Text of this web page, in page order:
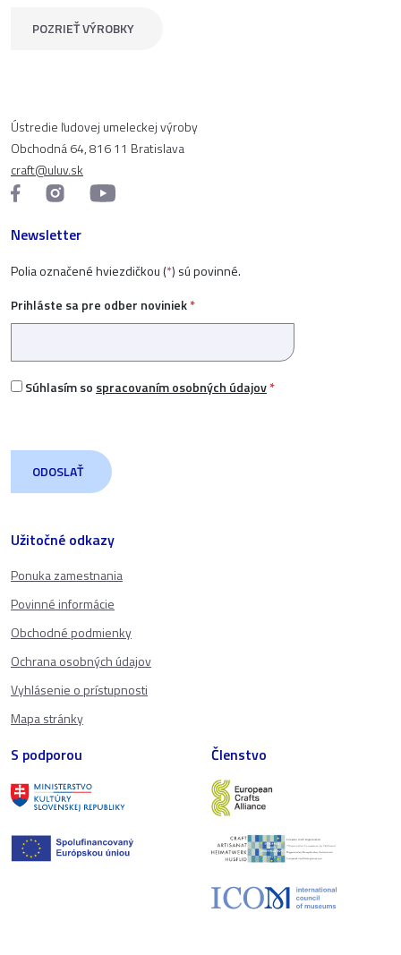
POZRIEŤ VÝROBKY
Užitočné odkazy
Ponuka zamestnania
Povinné informácie
Obchodné podmienky
Ochrana osobných údajov
Vyhlásenie o prístupnosti
Mapa stránky
Ústredie ľudovej umeleckej výroby
Obchodná 64, 816 11 Bratislava
craft@uluv.sk
Newsletter
Polia označené hviezdičkou (*) sú povinné.
Prihláste sa pre odber noviniek*
Súhlasím so spracovaním osobných údajov*
S podporou Členstvo